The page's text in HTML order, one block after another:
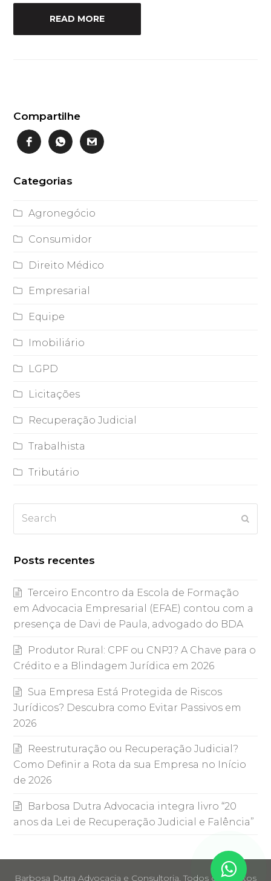
READ MORE
Compartilhe
Categorias
Agronegócio
Consumidor
Direito Médico
Empresarial
Equipe
Imobiliário
LGPD
Licitações
Recuperação Judicial
Trabalhista
Tributário
Posts recentes
Terceiro Encontro da Escola de Formação
em Advocacia Empresarial (EFAE) contou com a
presença de Davi de Paula, advogado do BDA
Produtor Rural: CPF ou CNPJ? A Chave para o
Crédito e a Blindagem Jurídica em 2026
Sua Empresa Está Protegida de Riscos
Jurídicos? Descubra como Evitar Passivos em
2026
Reestruturação ou Recuperação Judicial?
Como Definir a Rota da sua Empresa no Início
de 2026
Barbosa Dutra Advocacia integra livro “20
anos da Lei de Recuperação Judicial e Falência”
Barbosa Dutra Advocacia e Consultoria. Todos os Direitos